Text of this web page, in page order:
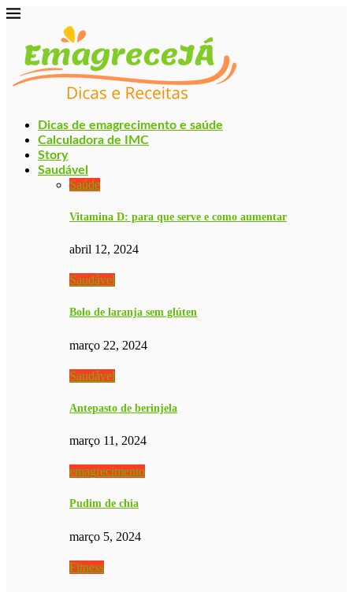
Dicas de emagrecimento e saúde
Calculadora de IMC
Story
Saudável
Saúde
Vitamina D: para que serve e como aumentar
abril 12, 2024
Saudável
Bolo de laranja sem glúten
março 22, 2024
Saudável
Antepasto de berinjela
março 11, 2024
emagrecimento
Pudim de chia
março 5, 2024
Fitness